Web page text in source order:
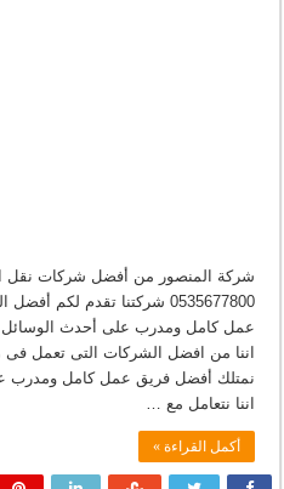
شركة المنصور من أفضل شركات نقل
0535677800 شركتنا تقدم
اننا من افضل الشركات التى تعمل
نمتلك أفضل فريق عمل كامل ومدرب
اننا نتعامل مع …
أكمل القراءة »